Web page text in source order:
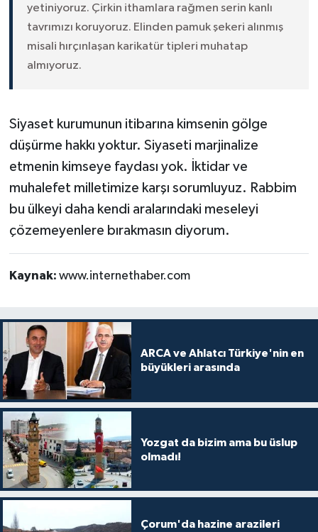
yetiniyoruz. Çirkin ithamlara rağmen serin kanlı
tavrımızı koruyoruz. Elinden pamuk şekeri alınmış
misali hırçınlaşan karikatür tipleri muhatap
almıyoruz.
Siyaset kurumunun itibarına kimsenin gölge
düşürme hakkı yoktur. Siyaseti marjinalize
etmenin kimseye faydası yok. İktidar ve
muhalefet milletimize karşı sorumluyuz. Rabbim
bu ülkeyi daha kendi aralarındaki meseleyi
çözemeyenlere bırakmasın diyorum.
Kaynak: www.internethaber.com
ARCA ve Ahlatcı Türkiye'nin en
büyükleri arasında
Yozgat da bizim ama bu üslup
olmadı!
Çorum'da hazine arazileri